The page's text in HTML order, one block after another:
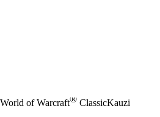
World of Warcraft® ClassicKauzi